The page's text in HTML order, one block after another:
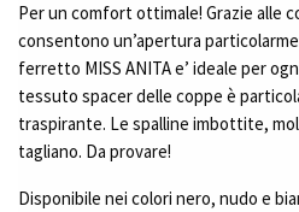
Per un comfort ottimale! Grazie alle
consentono un’apertura
ferretto MISS ANITA e’ ideale per
tessuto spacer delle coppe è
traspirante. Le spalline imbottite,
tagliano. Da provare!
Disponibile nei colori nero, nudo e